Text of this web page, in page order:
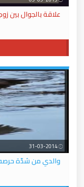
علاقة بالجوال بين
والدي من شدّة